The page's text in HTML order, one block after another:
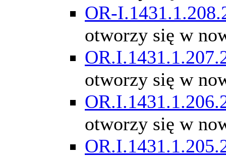
OR-
otworzy się w
otworzy się w
otworzy się w